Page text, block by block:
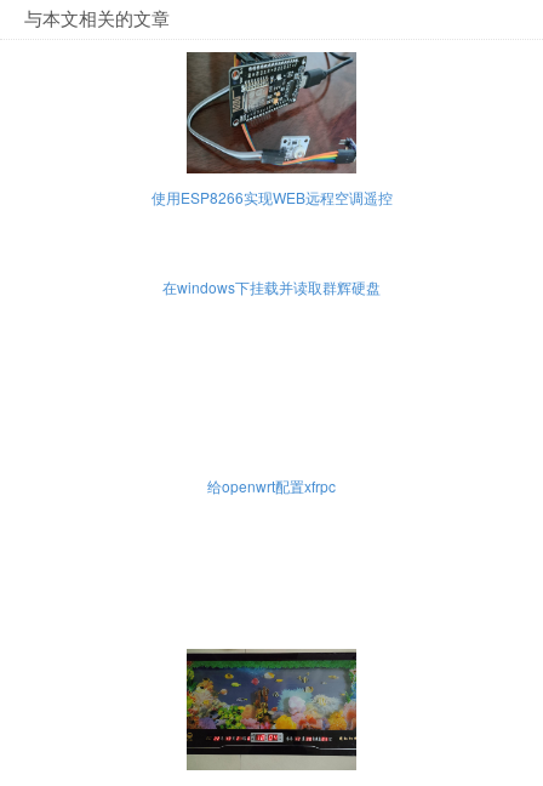
与本文相关的文章
使用ESP8266实现WEB远程空调遥控
在windows下挂载并读取群辉硬盘
给openwrt配置xfrpc